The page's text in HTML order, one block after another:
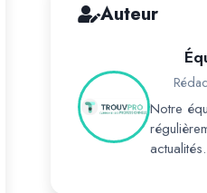
Auteur
Notre
actualités.